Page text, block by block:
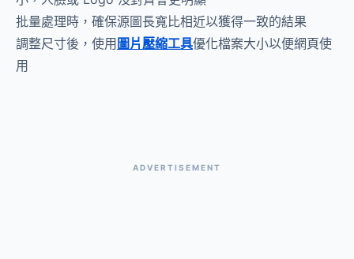
批量處理時，確保源圖長寬比相近以獲得一致的結果
調整尺寸後，使用 圖片壓縮工具優化檔案大小以便網頁使
用
ADVERTISEMENT